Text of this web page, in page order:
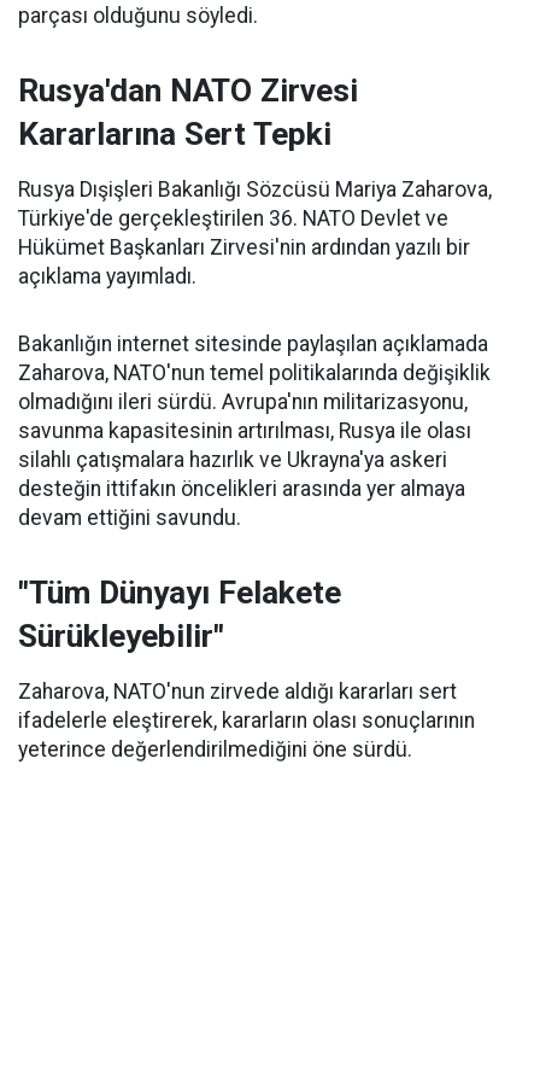
parçası olduğunu söyledi.
Rusya'dan NATO Zirvesi
Kararlarına Sert Tepki
Rusya Dışişleri Bakanlığı Sözcüsü Mariya Zaharova,
Türkiye'de gerçekleştirilen 36. NATO Devlet ve
Hükümet Başkanları Zirvesi'nin ardından yazılı bir
açıklama yayımladı.
Bakanlığın internet sitesinde paylaşılan açıklamada
Zaharova, NATO'nun temel politikalarında değişiklik
olmadığını ileri sürdü. Avrupa'nın militarizasyonu,
savunma kapasitesinin artırılması, Rusya ile olası
silahlı çatışmalara hazırlık ve Ukrayna'ya askeri
desteğin ittifakın öncelikleri arasında yer almaya
devam ettiğini savundu.
"Tüm Dünyayı Felakete
Sürükleyebilir"
Zaharova, NATO'nun zirvede aldığı kararları sert
ifadelerle eleştirerek, kararların olası sonuçlarının
yeterince değerlendirilmediğini öne sürdü.